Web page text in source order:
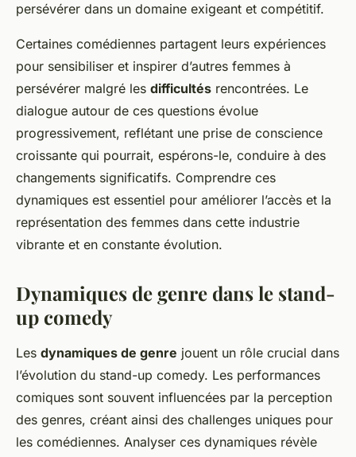
persévérer dans un domaine exigeant et compétitif.
Certaines comédiennes partagent leurs expériences
pour sensibiliser et inspirer d’autres femmes à
persévérer malgré les difficultés rencontrées. Le
dialogue autour de ces questions évolue
progressivement, reflétant une prise de conscience
croissante qui pourrait, espérons-le, conduire à des
changements significatifs. Comprendre ces
dynamiques est essentiel pour améliorer l’accès et la
représentation des femmes dans cette industrie
vibrante et en constante évolution.
Dynamiques de genre dans le stand-
up comedy
Les dynamiques de genre jouent un rôle crucial dans
l’évolution du stand-up comedy. Les performances
comiques sont souvent influencées par la perception
des genres, créant ainsi des challenges uniques pour
les comédiennes. Analyser ces dynamiques révèle